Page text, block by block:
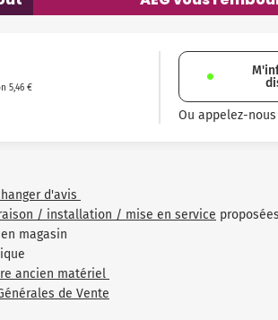
5,46 €
Ou appelez-nous
d'avis
/ installation / mise en service
en magasin
ancien matériel
de Vente